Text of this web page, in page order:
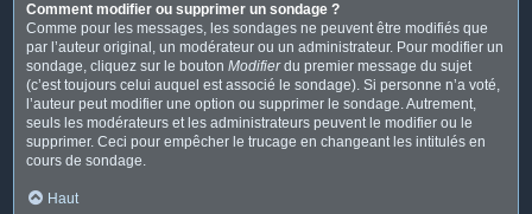
Comment modifier ou supprimer un sondage ?
Comme pour les messages, les sondages ne peuvent être modifiés que
par l’auteur original, un modérateur ou un administrateur. Pour modifier un
sondage, cliquez sur le bouton Modifierdu premier message du sujet
(c’est toujours celui auquel est associé le sondage). Si personne n’a voté,
l’auteur peut modifier une option ou supprimer le sondage. Autrement,
seuls les modérateurs et les administrateurs peuvent le modifier ou le
supprimer. Ceci pour empêcher le trucage en changeant les intitulés en
cours de sondage.
Haut